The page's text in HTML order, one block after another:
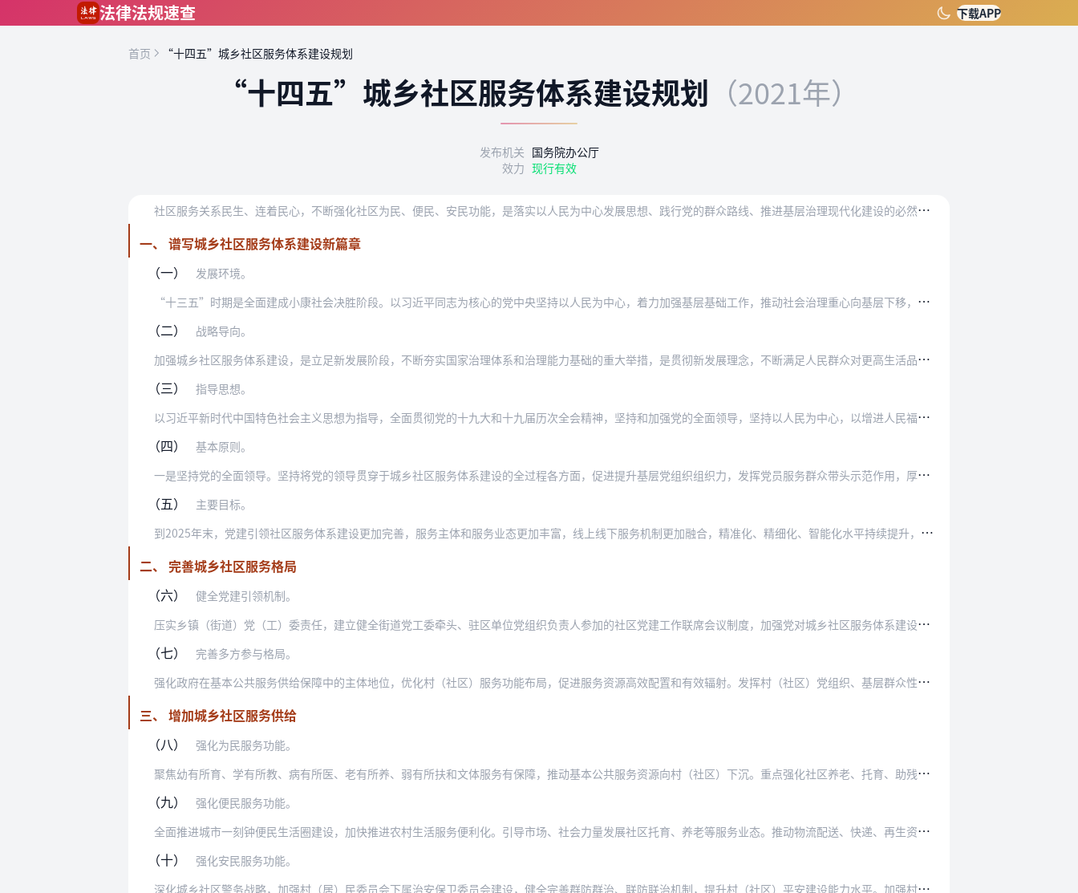
法律法规速查 下载APP
首页 “十四五”城乡社区服务体系建设规划
“十四五”城乡社区服务体系建设规划 （2021年）
发布机关 国务院办公厅
效力 现行有效
社
区服务关系民生、连着民心，不断强化社区为民、便民、安民功能，是落实以人民为中心发展思想、践行党的群众路线、推进基层治理现代化建设的必然要求。为贯彻落实党中央、…
一、 谱写城乡社区服务体系建设新篇章
（一）
发展环境。
“
十三五”时期是全面建成小康社会决胜阶段。以习近平同志为核心的党中央坚持以人民为中心，着力加强基层基础工作，推动社会治理重心向基层下移，城乡社区服务体系建设取得…
（二）
战略导向。
加
强城乡社区服务体系建设，是立足新发展阶段，不断夯实国家治理体系和治理能力基础的重大举措，是贯彻新发展理念，不断满足人民群众对更高生活品质新期待的重要途径，是进…
（三）
指导思想。
以
习近平新时代中国特色社会主义思想为指导，全面贯彻党的十九大和十九届历次全会精神，坚持和加强党的全面领导，坚持以人民为中心，以增进人民福祉为出发点和落脚点，以强…
（四）
基本原则。
一
是坚持党的全面领导。坚持将党的领导贯穿于城乡社区服务体系建设的全过程各方面，促进提升基层党组织组织力，发挥党员服务群众带头示范作用，厚植党的执政基础。
（五）
主要目标。
到
2025年末，党建引领社区服务体系建设更加完善，服务主体和服务业态更加丰富，线上线下服务机制更加融合，精准化、精细化、智能化水平持续提升，社区吸纳就业能力不断…
二、 完善城乡社区服务格局
（六）
健全党建引领机制。
压
实乡镇（街道）党（工）委责任，建立健全街道党工委牵头、驻区单位党组织负责人参加的社区党建工作联席会议制度，加强党对城乡社区服务体系建设的全面领导。全面健全村（…
（七）
完善多方参与格局。
强
化政府在基本公共服务供给保障中的主体地位，优化村（社区）服务功能布局，促进服务资源高效配置和有效辐射。发挥村（社区）党组织、基层群众性自治组织作用，支持群团组…
三、 增加城乡社区服务供给
（八）
强化为民服务功能。
聚
焦幼有所育、学有所教、病有所医、老有所养、弱有所扶和文体服务有保障，推动基本公共服务资源向村（社区）下沉。重点强化社区养老、托育、助残服务供给，做好对困难群体…
（九）
强化便民服务功能。
全
面推进城市一刻钟便民生活圈建设，加快推进农村生活服务便利化。引导市场、社会力量发展社区托育、养老等服务业态。推动物流配送、快递、再生资源回收网点设施辐射符合条…
（十）
强化安民服务功能。
深
化城乡社区警务战略，加强村（居）民委员会下属治安保卫委员会建设，健全完善群防群治、联防联治机制，提升村（社区）平安建设能力水平。加强村（社区）人员密集场所安全…